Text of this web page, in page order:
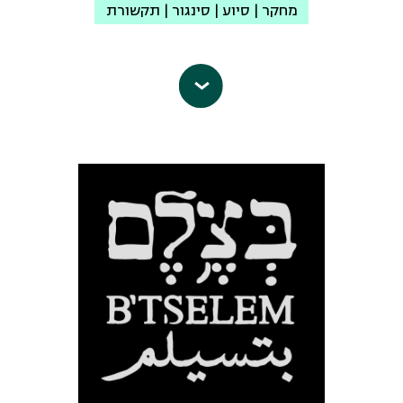
עמוד הפייסבוק
לסיווגם כ”מקרים חריגים” על ידי המערכת
של הידרדרות מוסרית הבאה לידי ביטוי גם
צה”ל, מתנהלת בחצרה האחורית של
מדינת ישראל, הציבור הישראלי ממשיך
לשתוק ולהכחיש את הנעשה בשמו.
אי-מייל:info@shovrimshtika.org
עמוד הפייסבוק
מחקר | סיוע | סינגור | תקשורת
– ארגון מתנדבים לזכויות
הוא ארגון ישראלי הרשום כעמותה
הישראלי ופעילותו מתבצעת בעזרת
מתנדבים ואנשי מקצוע, משפטנים ומומחים
בתחום זכויות האדם. הארגון הוקם בשנת
2005 ומאז פועל למען הגנה על זכויות
האדם של הפלסטינים בגדה המערבית
הכפופים לשלטון הכיבוש הצבאי הישראלי.
אנו רואים בכיבוש מקור מרכזי להפרת
זכויות האדם ולפיכך שואפים להביא